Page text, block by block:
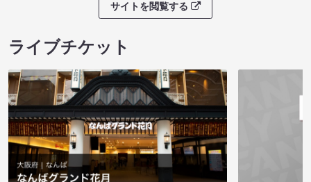
サイトを閲覧する
ライブチケット